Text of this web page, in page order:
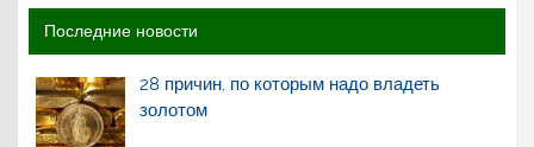
Последние новости
28 причин, по которым надо владеть
золотом